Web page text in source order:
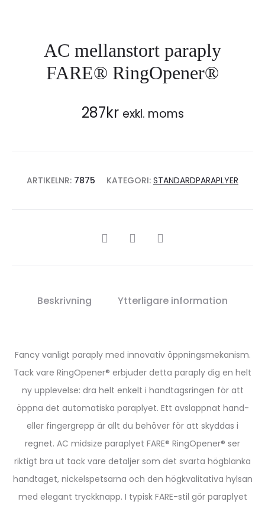
AC mellanstort paraply
FARE® RingOpener®
287kr exkl. moms
ARTIKELNR: 7875 KATEGORI: STANDARDPARAPLYER
SHARE
Beskrivning Ytterligare information
Fancy vanligt paraply med innovativ öppningsmekanism.
Tack vare RingOpener® erbjuder detta paraply dig en helt
ny upplevelse: dra helt enkelt i handtagsringen för att
öppna det automatiska paraplyet. Ett avslappnat hand-
eller fingergrepp är allt du behöver för att skyddas i
regnet. AC midsize paraplyet FARE® RingOpener® ser
riktigt bra ut tack vare detaljer som det svarta högblanka
handtaget, nickelspetsarna och den högkvalitativa hylsan
med elegant tryckknapp. I typisk FARE-stil gör paraplyet